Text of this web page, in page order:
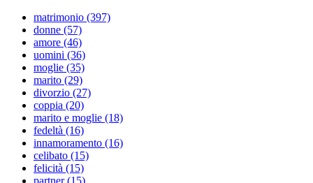
matrimonio (397)
donne (57)
amore (46)
uomini (36)
moglie (35)
marito (29)
divorzio (27)
coppia (20)
marito e moglie (18)
fedeltà (16)
innamoramento (16)
celibato (15)
felicità (15)
partner (15)